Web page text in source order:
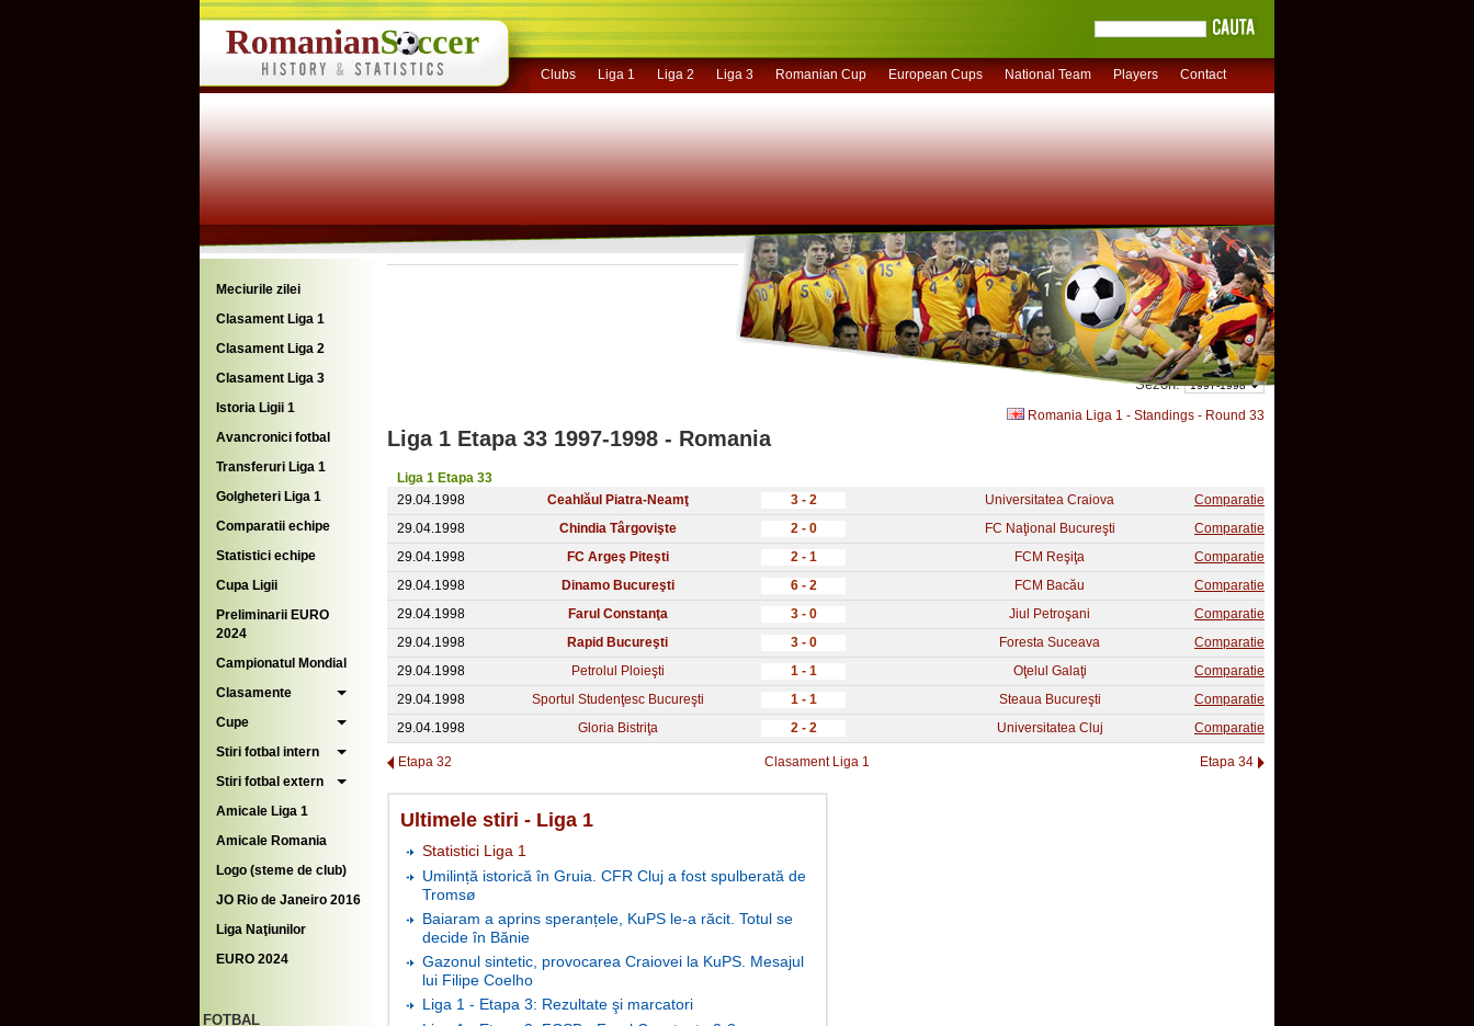
Clubs Liga 1 Liga 2 Liga 3 Romanian Cup European Cups National Team Players Contact
Meciurile zilei
Clasament Liga 1
Clasament Liga 2
Clasament Liga 3
Istoria Ligii 1
Avancronici fotbal
Transferuri Liga 1
Golgheteri Liga 1
Comparatii echipe
Statistici echipe
Cupa Ligii
Preliminarii EURO
2024
Campionatul Mondial
Clasamente
Cupe
Stiri fotbal intern
Stiri fotbal extern
Amicale Liga 1
Amicale Romania
Logo (steme de club)
JO Rio de Janeiro 2016
Liga Naţiunilor
EURO 2024
FOTBAL
Sezon:
Liga 1 Etapa 33 1997-1998 - Romania
Romania Liga 1 - Standings - Round 33
Liga 1 Etapa 33
29.04.1998
Ceahlăul Piatra-Neamţ 3 - 2 Universitatea Craiova
Comparatie
29.04.1998
Chindia Târgovişte 2 - 0 FC Naţional Bucureşti
Comparatie
29.04.1998
FC Argeş Piteşti 2 - 1 FCM Reşiţa
Comparatie
29.04.1998
Dinamo Bucureşti 6 - 2 FCM Bacău
Comparatie
29.04.1998
Farul Constanţa 3 - 0 Jiul Petroşani
Comparatie
29.04.1998
Rapid Bucureşti 3 - 0 Foresta Suceava
Comparatie
29.04.1998
Petrolul Ploieşti 1 - 1 Oţelul Galaţi
Comparatie
29.04.1998
Sportul Studenţesc Bucureşti 1 - 1 Steaua Bucureşti
Comparatie
29.04.1998
Gloria Bistriţa 2 - 2 Universitatea Cluj Comparatie
Etapa 32 Clasament Liga 1 Etapa 34
Ultimele stiri - Liga 1
Statistici Liga 1
Umilință istorică în Gruia. CFR Cluj a fost spulberată de
Tromsø
Baiaram a aprins speranțele, KuPS le-a răcit. Totul se
decide în Bănie
Gazonul sintetic, provocarea Craiovei la KuPS. Mesajul
lui Filipe Coelho
Liga 1 - Etapa 3: Rezultate şi marcatori